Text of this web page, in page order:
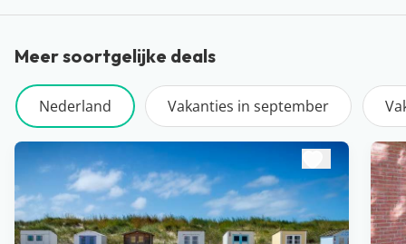
Meer soortgelijke deals
Nederland Vakanties in september